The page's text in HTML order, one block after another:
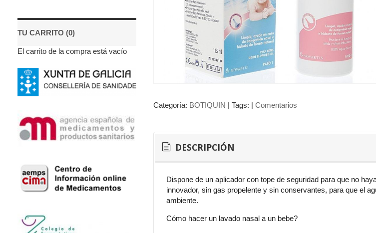
TU CARRITO (0)
El carrito de la compra está vacío
Categoría: BOTIQUIN | Tags: | Comentarios
DESCRIPCIÓN
Dispone de un aplicador con tope de seguridad para que no
innovador, sin gas propelente y sin conservantes, para que el
ambiente.
Cómo hacer un lavado nasal a un bebe?